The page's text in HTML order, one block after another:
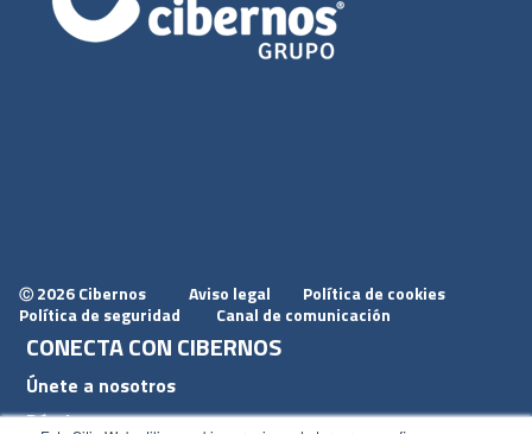
Ⓒ 2026 Cibernos Aviso legal
Política de cookies
Política de seguridad
Canal de comunicación
CONECTA CON CIBERNOS
Únete a nosotros
Dónde estamos